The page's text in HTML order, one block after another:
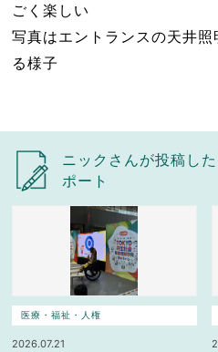
ごく楽しい
写真はエントランスの天井
る様子
ニックさんが投稿し
ポート
医療・福祉・人権
2026.07.21